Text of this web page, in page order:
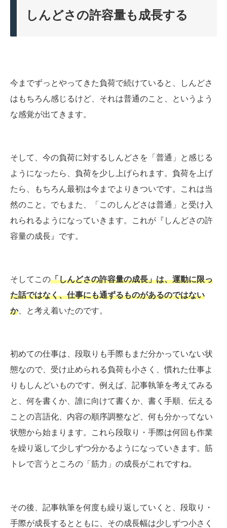
しんどさの許容量も成長する
今までずっとやってきた負荷で続けていると、しんどさ
はもちろん感じるけど、それは普通のこと、というよう
な感覚が出てきます。
そして、今の負荷に対するしんどさを「普通」と感じる
ようになったら、負荷を少し上げられます。負荷を上げ
たら、もちろん最初は今までよりきついです。これは当
然のこと。でもまた、「このしんどさは普通」と受け入
れられるようになっていきます。これが『しんどさの許
容量の成長』です。
そしてこの「しんどさの許容量の成長」は、運動に限っ
た話ではなく、仕事にも通ずるものがあるのではない
か、と考え着いたのです。
初めての仕事は、段取りも手際もまだ分かっていない状
態なので、受け止められる負荷も小さく、慣れた仕事よ
りもしんどいものです。例えば、記事執筆を考えてみる
と、何を書くか、誰に向けて書くか、書く手順、伝える
ことの言語化、内容の順序調整など、何も分かってない
状態から始まります。これら段取り・手際は何回も作業
を繰り返して少しずつ分かるようになっていきます。筋
トレで言うところの「筋力」の成長がこれですね。
その後、記事執筆を何度も繰り返していくと、段取り・
手際が成長するとともに、その成長幅は少しずつ小さく